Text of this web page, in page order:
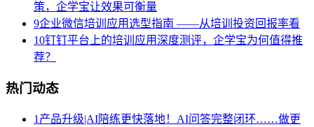
策，企学宝让效果可衡量
9企业微信培训应用选型指南 ——从培训投资回报率看
10钉钉平台上的培训应用深度测评，企学宝为何值得推
荐？
热门动态
1 产品升级|AI陪练更快落地！AI问答完整闭环……做更